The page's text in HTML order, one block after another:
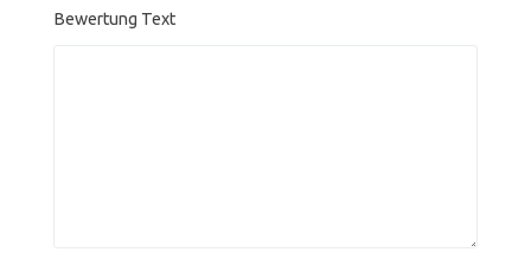
Bewertung Text